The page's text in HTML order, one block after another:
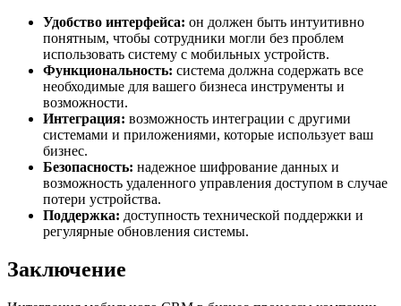
Удобство интерфейса: он должен быть интуитивно
понятным, чтобы сотрудники могли без проблем
использовать систему с мобильных устройств.
Функциональность: система должна содержать все
необходимые для вашего бизнеса инструменты и
возможности.
Интеграция: возможность интеграции с другими
системами и приложениями, которые использует ваш
бизнес.
Безопасность: надежное шифрование данных и
возможность удаленного управления доступом в случае
потери устройства.
Поддержка: доступность технической поддержки и
регулярные обновления системы.
Заключение